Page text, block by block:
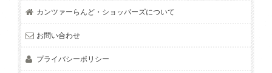
カンツァーらんど・ショッパーズについて
お問い合わせ
プライバシーポリシー